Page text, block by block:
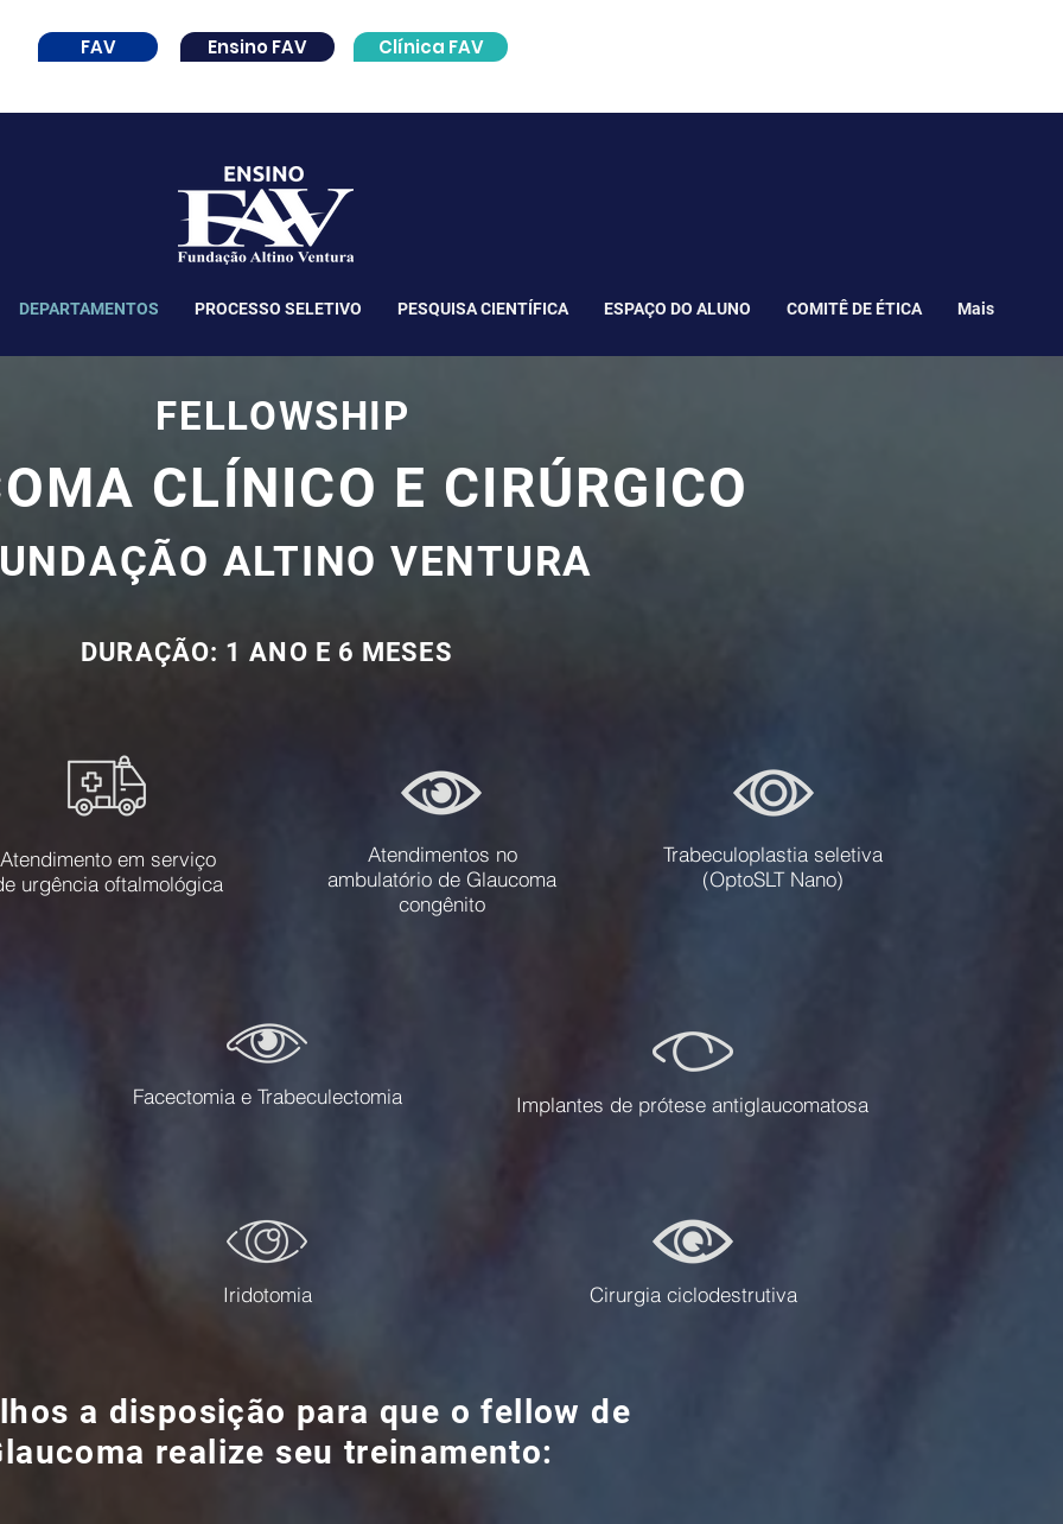
FAV Ensino FAV Clínica FAV
DEPARTAMENTOS PROCESSO SELETIVO PESQUISA CIENTÍFICA ESPAÇO DO ALUNO COMITÊ DE ÉTICA Mais
FELLOWSHIP
CLÍNICO E CIRÚRGICO
ALTINO VENTURA
DURAÇÃO: 1 ANO E 6 MESES
Atendimento em serviço
urgência oftalmológica
Atendimentos no
ambulatório de Glaucoma
congênito
Trabeculoplastia seletiva
(OptoSLT Nano)
Facectomia e Trabeculectomia Implantes de prótese antiglaucomatosa
Iridotomia Cirurgia ciclodestrutiva
a disposição para que o fellow de
realize seu treinamento: